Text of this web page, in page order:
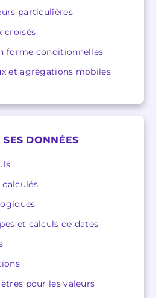
particulières
croisés
forme conditionnelles
et agrégations mobiles
DONNÉES
calculés
et calculs de dates
pour les valeurs